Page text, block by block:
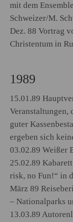
mit dem
Schweizer/M.
Dez. 88 Vortrag
Christentum in
1989
15.01.89
Veranstaltungen,
guter
ergeben sich
03.02.89 Weißer
25.02.89
risk, no Fun!“ in
März 89
– Nationalparks
13.03.89